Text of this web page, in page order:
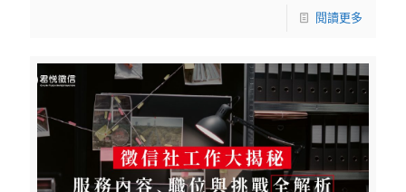
閱讀更多